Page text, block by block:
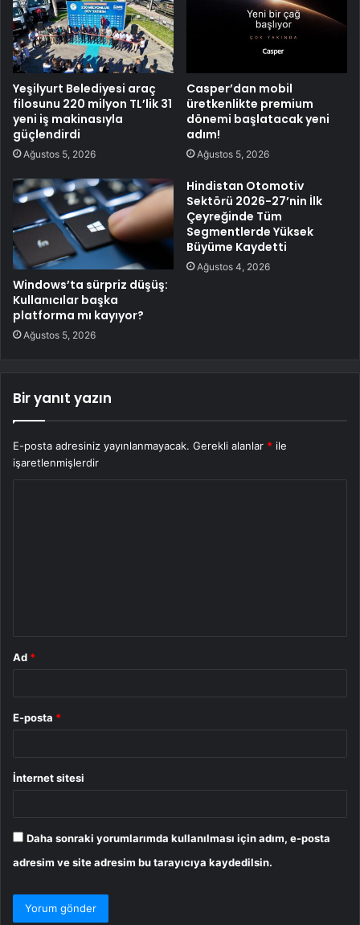
Yeşilyurt Belediyesi araç
filosunu 220 milyon TL’lik 31
yeni iş makinasıyla
güçlendirdi
Ağustos 5, 2026
Casper’dan mobil
üretkenlikte premium
dönemi başlatacak yeni
adım!
Ağustos 5, 2026
Windows’ta sürpriz düşüş:
Kullanıcılar başka
platforma mı kayıyor?
Ağustos 5, 2026
Hindistan Otomotiv
Sektörü 2026-27’nin İlk
Çeyreğinde Tüm
Segmentlerde Yüksek
Büyüme Kaydetti
Ağustos 4, 2026
Bir yanıt yazın
E-posta adresiniz yayınlanmayacak. Gerekli alanlar * ile
işaretlenmişlerdir
Ad *
E-posta *
İnternet sitesi
Daha sonraki yorumlarımda kullanılması için adım, e-posta
adresim ve site adresim bu tarayıcıya kaydedilsin.